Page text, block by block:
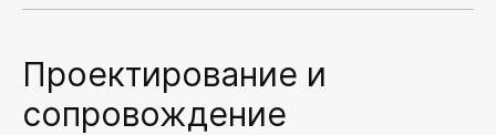
Проектирование и
сопровождение